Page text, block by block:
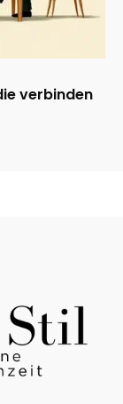
verbinden